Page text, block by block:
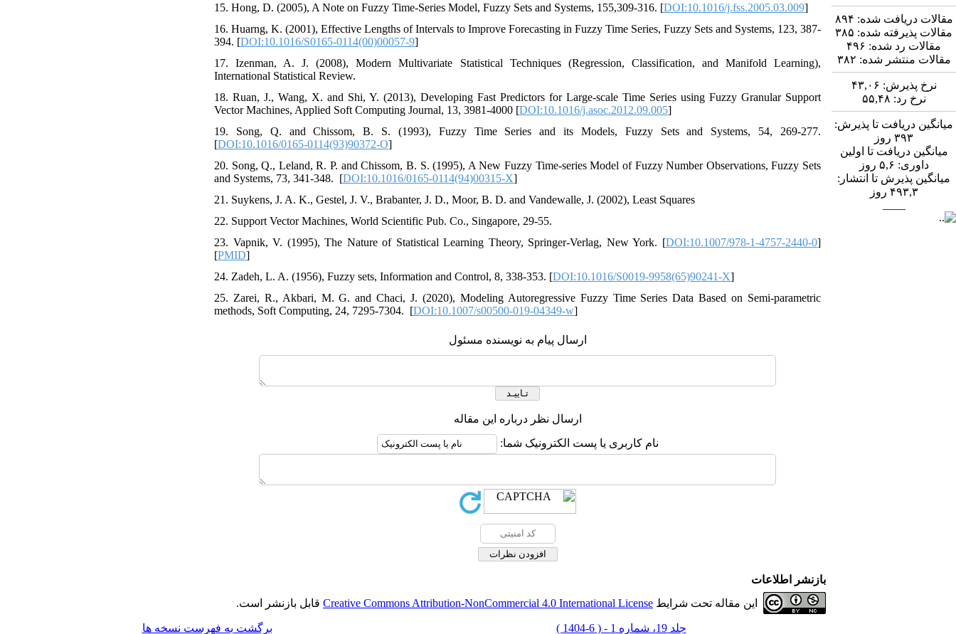
مقالات دریافت شده: ۸۹۴
مقالات پذیرفته شده: ۳۸۵
مقالات رد شده: ۴۹۶
مقالات منتشر شده: ۳۸۲
نرخ پذیرش: ۴۳,۰۶
نرخ رد: ۵۵,۴۸
میانگین دریافت تا پذیرش:
۳۹۳ روز
میانگین دریافت تا اولین
داوری: ۵,۶ روز
میانگین پذیرش تا انتشار:
۴۹۳,۳ روز
15. Hong, D. (2005), A Note on Fuzzy Time-Series Model, Fuzzy Sets and Systems, 155,309-316. [DOI:10.1016/j.fss.2005.03.009]
16. ‎Huarng,‎ K. (2001), Effective Lengths of Intervals to Improve Forecasting in Fuzzy Time Series, Fuzzy Sets and Systems, 123, 387-
394.‎‎‎ [DOI:10.1016/S0165-0114(00)00057-9]
17. Izenman, A. J. (2008), Modern Multivariate Statistical Techniques (Regression, Classification, and Manifold Learning)‎,
International Statistical Review.
18. Ruan, J., Wang, X. and Shi, Y. (2013), Developing Fast Predictors for Large-scale Time Series using Fuzzy Granular Support
Vector Machines, Applied Soft Computing Journal, 13, 3981-4000‎‎‎‎‎ [DOI:10.1016/j.asoc.2012.09.005]
19. Song, Q. and Chissom, B. S. (1993), Fuzzy Time Series and its Models, Fuzzy Sets and Systems, 54, 269-277.‎‎
[DOI:10.1016/0165-0114(93)90372-O]
20. Song, Q., Leland, R. P. and Chissom, B. S. (1995), A New Fuzzy Time-series Model of Fuzzy Number Observations, Fuzzy Sets
and Systems, 73, 341-348. ‎‎ [DOI:10.1016/0165-0114(94)00315-X]
21. Suykens, J. A. K., Gestel, J. V., Brabanter, J. D., Moor, B. D. and Vandewalle, J. (2002), Least Squares
22. Support Vector Machines, World Scientific Pub. Co., Singapore, 29-55.‎
23. Vapnik, V. (1995), The Nature of Statistical Learning Theory, Springer-Verlag, New York.‎ [DOI:10.1007/978-1-4757-2440-0]
[PMID]
24. Zadeh, L. A. (1956), Fuzzy sets, Information and Control, 8, 338-353.‎‎ [DOI:10.1016/S0019-9958(65)90241-X]
25. Zarei, R., Akbari, M. G. and Chaci, J. (2020), Modeling Autoregressive Fuzzy Time Series Data Based on Semi-parametric
methods, Soft Computing, 24, 7295-7304. ‎‎ [DOI:10.1007/s00500-019-04349-w]
ارسال پیام به نویسنده مسئول
ارسال نظر درباره این مقاله
نام کاربری یا پست الکترونیک شما:
بازنشر اطلاعات
این مقاله تحت شرایط Creative Commons Attribution-NonCommercial 4.0 International License قابل بازنشر است.
جلد 19، شماره 1 - ( 6-1404 ) برگشت به فهرست نسخه ها